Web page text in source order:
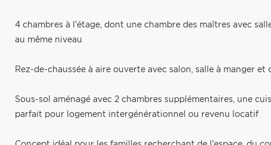
4 chambres à l'étage, dont une chambre des maîtres avec
au même niveau
Rez-de-chaussée à aire ouverte avec salon, salle à manger et
Sous-sol aménagé avec 2 chambres supplémentaires, une
parfait pour logement intergénérationnel ou revenu locatif